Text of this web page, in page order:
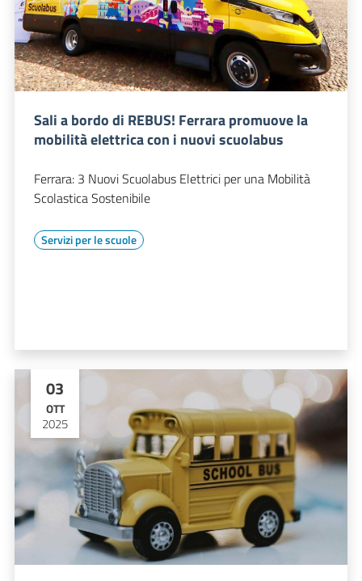
Sali a bordo di REBUS! Ferrara promuove la
mobilità elettrica con i nuovi scuolabus
Ferrara: 3 Nuovi Scuolabus Elettrici per una Mobilità
Scolastica Sostenibile
Servizi per le scuole
03
OTT
2025